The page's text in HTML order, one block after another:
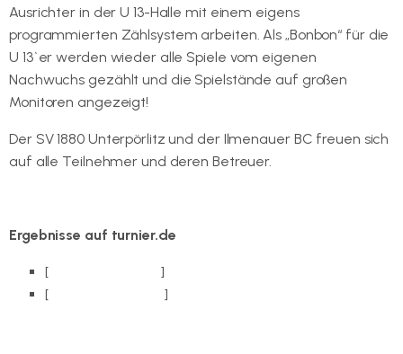
Ausrichter in der U 13-Halle mit einem eigens
programmierten Zählsystem arbeiten. Als „Bonbon“ für die
U 13`er werden wieder alle Spiele vom eigenen
Nachwuchs gezählt und die Spielstände auf großen
Monitoren angezeigt!
Der SV 1880 Unterpörlitz und der Ilmenauer BC freuen sich
auf alle Teilnehmer und deren Betreuer.
Ergebnisse auf turnier.de
[DBV-A-RLT AK U11]
[DBV-A-RLT AK U13]